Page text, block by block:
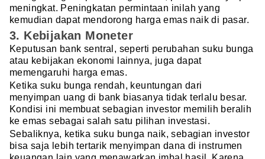
meningkat. Peningkatan permintaan inilah yang
kemudian dapat mendorong harga emas naik di pasar.
3. Kebijakan Moneter
Keputusan bank sentral, seperti perubahan suku bunga
atau kebijakan ekonomi lainnya, juga dapat
memengaruhi harga emas.
Ketika suku bunga rendah, keuntungan dari
menyimpan uang di bank biasanya tidak terlalu besar.
Kondisi ini membuat sebagian investor memilih beralih
ke emas sebagai salah satu pilihan investasi.
Sebaliknya, ketika suku bunga naik, sebagian investor
bisa saja lebih tertarik menyimpan dana di instrumen